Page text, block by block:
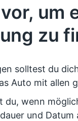
um
zu
solltest du
Auto mit allen
du, wenn
und Datum